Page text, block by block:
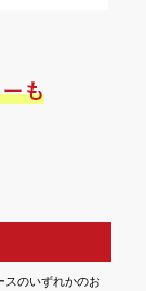
スのいずれかのお